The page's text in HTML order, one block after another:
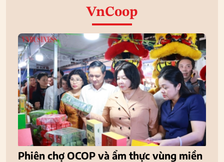
VnCoop
Phiên chợ OCOP và ẩm thực vùng miền